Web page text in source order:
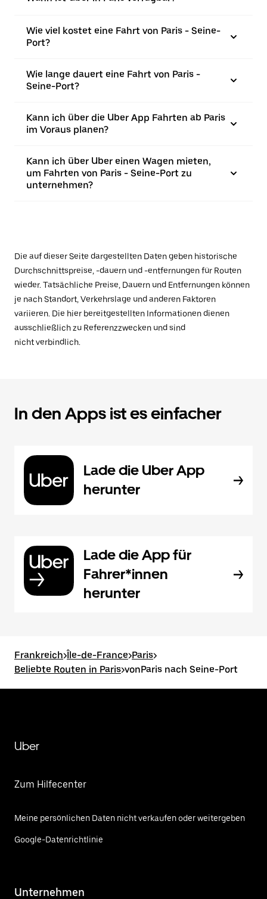
Wie viel kostet eine Fahrt von Paris - Seine-
Port?
Wie lange dauert eine Fahrt von Paris -
Seine-Port?
Kann ich über die Uber App Fahrten ab Paris
im Voraus planen?
Kann ich über Uber einen Wagen mieten,
um Fahrten von Paris - Seine-Port zu
unternehmen?
Die auf dieser Seite dargestellten Daten geben historische
Durchschnittspreise, -dauern und -entfernungen für Routen
wieder. Tatsächliche Preise, Dauern und Entfernungen können
je nach Standort, Verkehrslage und anderen Faktoren
variieren. Die hier bereitgestellten Informationen dienen
ausschließlich zu Referenzzwecken und sind
nicht verbindlich.
In den Apps ist es einfacher
Lade die Uber App
herunter
Lade die App für
Fahrer*innen
herunter
Frankreich>Île-de-France>Paris>
Beliebte Routen in Paris>vonParis nach Seine-Port
Uber
Zum Hilfecenter
Meine persönlichen Daten nicht verkaufen oder weitergeben
Google-Datenrichtlinie
Unternehmen